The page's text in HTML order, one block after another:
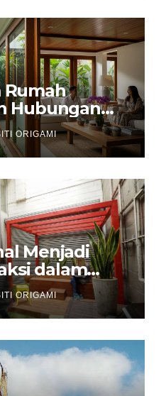
Rumah
Hubungan
Arsitektur
ORIGAMI
Menjadi
dalam
ORIGAMI